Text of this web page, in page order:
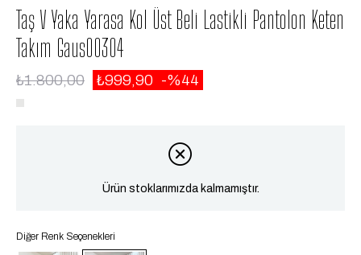
Taş V Yaka Yarasa Kol Üst Beli Lastikli Pantolon Keten
Takım Gaus00304
₺1.800,00 ₺999,90 44
Ürün stoklarımızda kalmamıştır.
Diğer Renk Seçenekleri